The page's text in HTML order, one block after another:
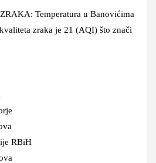
Temperatura u Banovićima
zraka je 21 (AQI) što znači
RBiH